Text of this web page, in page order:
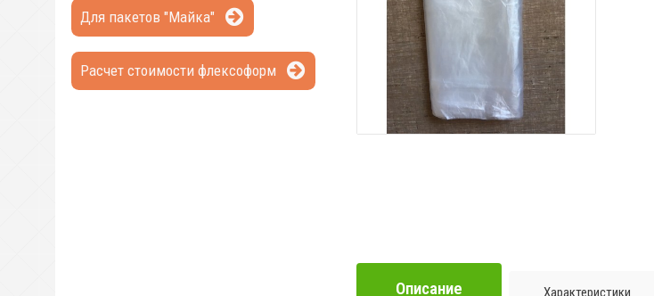
Для пакетов "Майка"
Расчет стоимости флексоформ
Описание Характеристики